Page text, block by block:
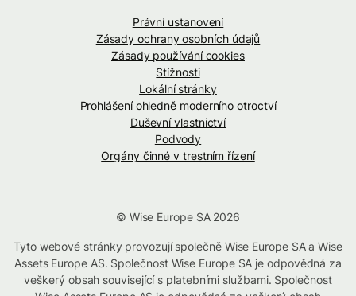
Právní ustanovení
Zásady ochrany osobních údajů
Zásady používání cookies
Stížnosti
Lokální stránky
Prohlášení ohledně moderního otroctví
Duševní vlastnictví
Podvody
Orgány činné v trestním řízení
© Wise Europe SA 2026
Tyto webové stránky provozují společně Wise Europe SA a Wise
Assets Europe AS. Společnost Wise Europe SA je odpovědná za
veškerý obsah související s platebními službami. Společnost